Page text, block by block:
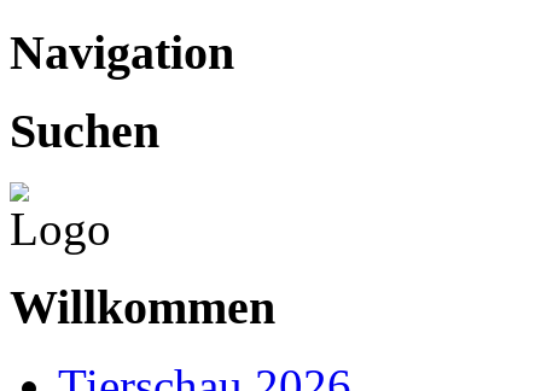
Navigation
Suchen
Willkommen